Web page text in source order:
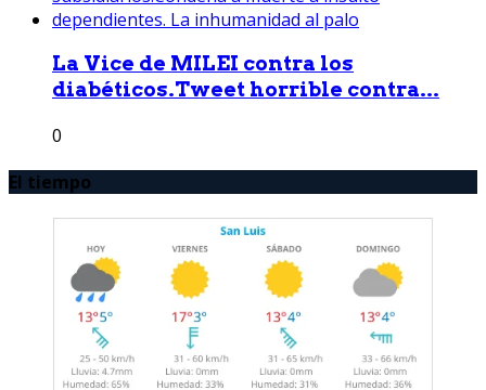
La Vice de MILEI contra los
diabéticos.Tweet horrible contra...
0
El tiempo